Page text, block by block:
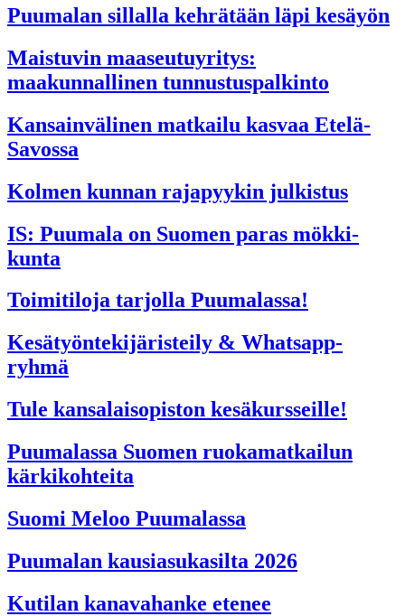
Puumalan sillalla kehrätään läpi kesäyön
Maistuvin maaseutuyritys:
maakunnallinen tunnustuspalkinto
Kansainvälinen matkailu kasvaa Etelä-
Savossa
Kolmen kunnan rajapyykin julkistus
IS: Puumala on Suomen paras mökki­
kunta
Toimitiloja tarjolla Puumalassa!
Kesätyöntekijäristeily & Whatsapp-
ryhmä
Tule kansalaisopiston kesäkursseille!
Puumalassa Suomen ruokamatkailun
kärkikohteita
Suomi Meloo Puumalassa
Puumalan kausiasukasilta 2026
Kutilan kanavahanke etenee